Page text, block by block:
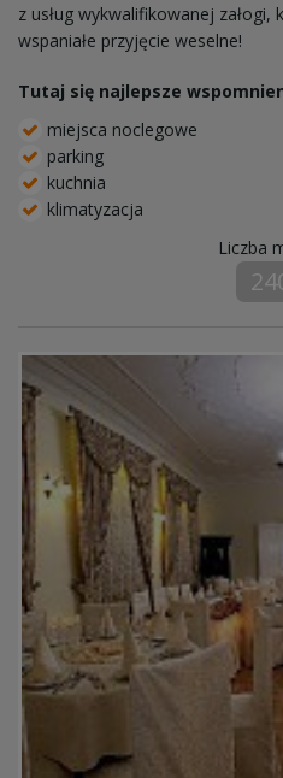
z usług wykwalifikowanej
wspaniałe przyjęcie weselne!
Tutaj się najlepsze
miejsca noclegowe
parking
kuchnia
klimatyzacja
Liczba